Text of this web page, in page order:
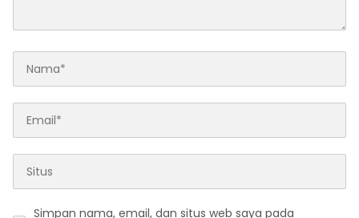
Simpan nama, email, dan situs web saya pada